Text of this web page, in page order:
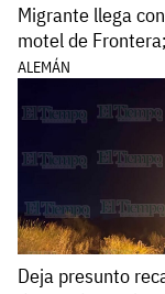
Migrante llega
motel de
ALEMÁN
Deja presunto